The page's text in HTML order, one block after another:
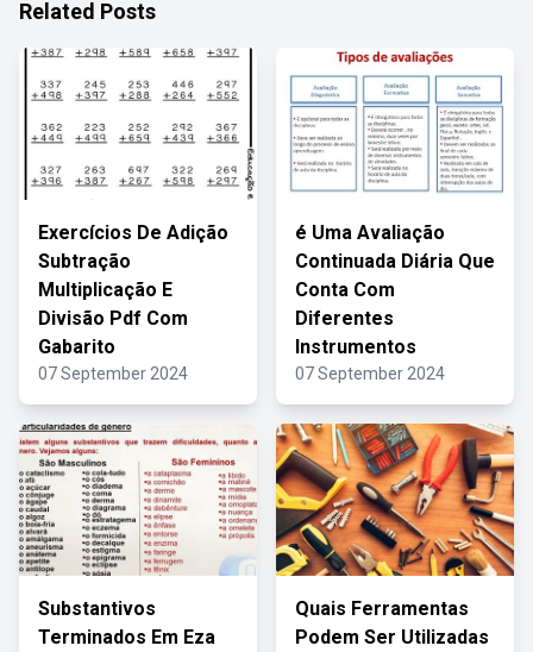
Related Posts
Exercícios De Adição
Subtração
Multiplicação E
Divisão Pdf Com
Gabarito
07 September 2024
é Uma Avaliação
Continuada Diária Que
Conta Com
Diferentes
Instrumentos
07 September 2024
Substantivos
Terminados Em Eza
Quais Ferramentas
Podem Ser Utilizadas